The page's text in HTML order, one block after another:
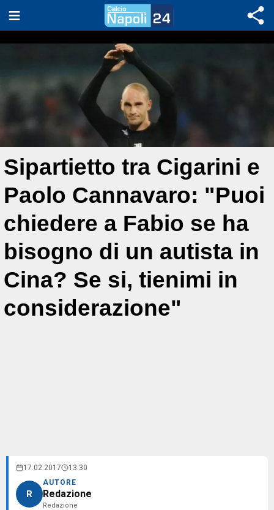
Sipartietto tra Cigarini e
Paolo Cannavaro: "Puoi
chiedere a Fabio se ha
bisogno di un autista in
Cina? Se si, tienimi in
considerazione"
17.02.2017 13:30
R
AUTORE
Redazione
Redazione